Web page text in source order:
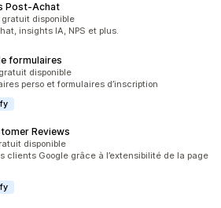
Post‑Achat
gratuit disponible
insights IA, NPS et plus.
formulaires
disponible
perso et formulaires d’inscription
Reviews
disponible
clients Google grâce à l’extensibilité de la page